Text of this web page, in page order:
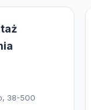
38-500